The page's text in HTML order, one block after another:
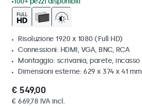
Risoluzione 1920 x 1080 (Full HD)
Connessioni: HDMI, VGA, BNC, RCA
Montaggio: scrivania, parete, incasso
Dimensioni esterne: 629 x 374 x 41 mm
€ 549,00
€ 669,78 IVA incl.